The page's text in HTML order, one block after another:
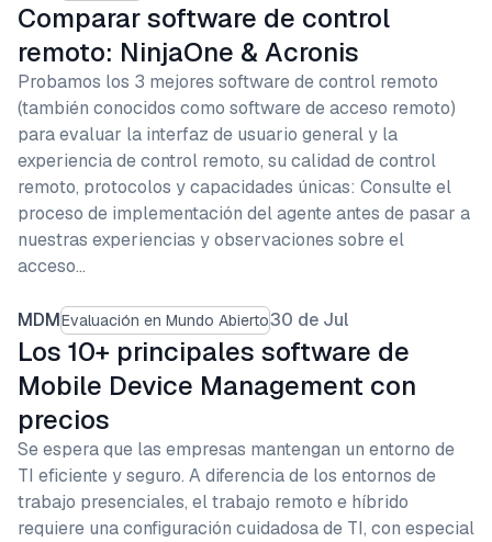
Comparar software de control
remoto: NinjaOne & Acronis
Probamos los 3 mejores software de control remoto
(también conocidos como software de acceso remoto)
para evaluar la interfaz de usuario general y la
experiencia de control remoto, su calidad de control
remoto, protocolos y capacidades únicas: Consulte el
proceso de implementación del agente antes de pasar a
nuestras experiencias y observaciones sobre el
acceso…
MDMEvaluación en Mundo Abierto30 de Jul
Los 10+ principales software de
Mobile Device Management con
precios
Se espera que las empresas mantengan un entorno de
TI eficiente y seguro. A diferencia de los entornos de
trabajo presenciales, el trabajo remoto e híbrido
requiere una configuración cuidadosa de TI, con especial